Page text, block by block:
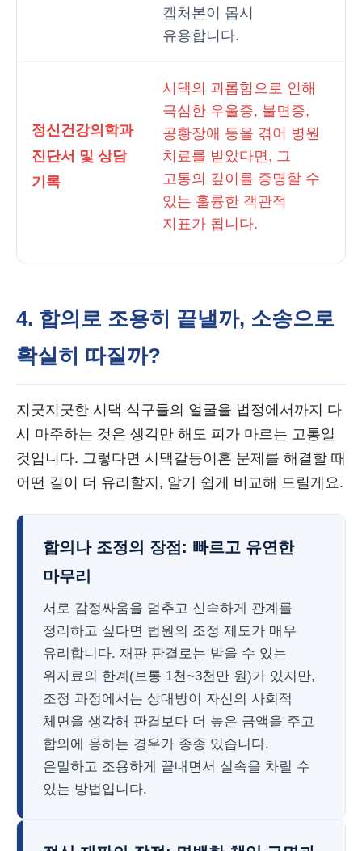
캡처본이 몹시
유용합니다.
정신건강의학과
진단서 및 상담
기록
시댁의 괴롭힘으로 인해
극심한 우울증, 불면증,
공황장애 등을 겪어 병원
치료를 받았다면, 그
고통의 깊이를 증명할 수
있는 훌륭한 객관적
지표가 됩니다.
4. 합의로 조용히 끝낼까, 소송으로
확실히 따질까?
지긋지긋한 시댁 식구들의 얼굴을 법정에서까지 다
시 마주하는 것은 생각만 해도 피가 마르는 고통일
것입니다. 그렇다면 시댁갈등이혼 문제를 해결할 때
어떤 길이 더 유리할지, 알기 쉽게 비교해 드릴게요.
합의나 조정의 장점: 빠르고 유연한
마무리
서로 감정싸움을 멈추고 신속하게 관계를
정리하고 싶다면 법원의 조정 제도가 매우
유리합니다. 재판 판결로는 받을 수 있는
위자료의 한계(보통 1천~3천만 원)가 있지만,
조정 과정에서는 상대방이 자신의 사회적
체면을 생각해 판결보다 더 높은 금액을 주고
합의에 응하는 경우가 종종 있습니다.
은밀하고 조용하게 끝내면서 실속을 차릴 수
있는 방법입니다.